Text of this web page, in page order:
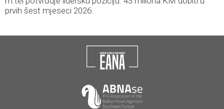
prvih šest mjeseci 2026.